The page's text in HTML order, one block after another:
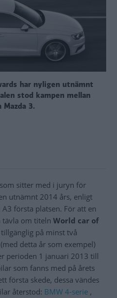
har nyligen utnämnt
stod kampen mellan
3.
som sitter med i juryn för
utnämnt 2014 års, enligt
första platsen. För att en
tävla om titeln World car of
på minst två
detta år som exempel)
perioden 1 januari 2013 till
som fanns med på årets
första skede, dessa vändes
återstod: BMW 4-serie ,